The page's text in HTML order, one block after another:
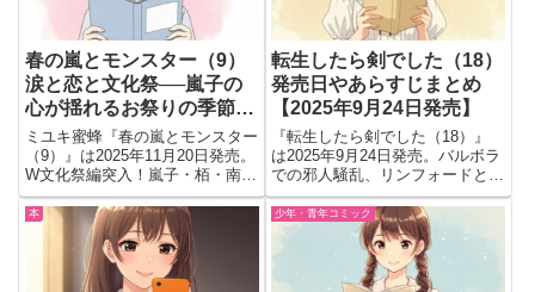
春の嵐とモンスター（9）
涙と恋と文化祭──嵐子の
心が揺れるお祭りの季節
【発売日：2025年11月20
日】
ミユキ蜜蜂『春の嵐とモンスター
（9）』は2025年11月20日発売。
W文化祭編突入！嵐子・栢・南須
たちの想いが交錯する青春恋愛の
最高潮。切なく温かい恋の物語。
転生したら剣でした（18）
発売日やあらすじまとめ
【2025年9月24日発売】
『転生したら剣でした（18）』
は2025年9月24日発売。バルボラ
での邪人騒乱、リンフォードと狂
戦士ゼロスリードに挑むフランと
師匠の激戦を短く整理。
本 少年・青年コミック